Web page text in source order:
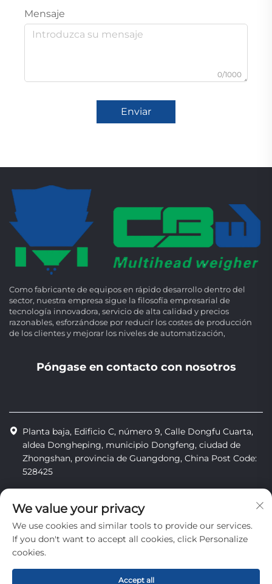
Mensaje
0/1000
Enviar
Como fabricante de equipos en rápido desarrollo dentro del
sector, nuestra empresa sigue la filosofía empresarial de
tecnología innovadora, servicio de alta calidad y precios
razonables, esforzándose por reducir los costes de producción
de los clientes y mejorar los niveles de automatización,
Póngase en contacto con nosotros
Planta baja, Edificio C, número 9, Calle Dongfu Cuarta,
aldea Dongheping, municipio Dongfeng, ciudad de
Zhongshan, provincia de Guangdong, China Post Code:
528425
[email protected]
We value your privacy
We use cookies and similar tools to provide our services.
If you don't want to accept all cookies, click Personalize
cookies.
Accept all